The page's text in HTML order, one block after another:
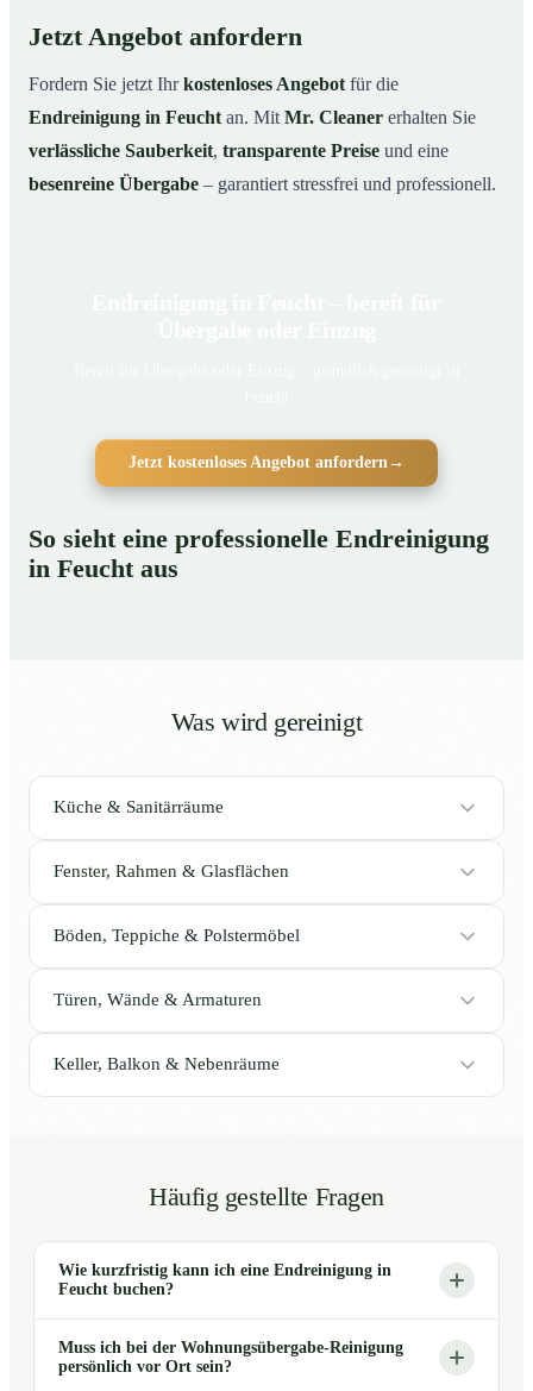
Jetzt Angebot anfordern
Fordern Sie jetzt Ihrkostenloses Angebot für die
Endreinigung in Feucht an. Mit Mr. Cleaner erhalten Sie
verlässliche Sauberkeit, transparente Preise und eine
besenreine Übergabe – garantiert stressfrei und professionell.
Jetzt kostenloses Angebot anfordern →
So sieht eine professionelle Endreinigung
in Feucht aus
Was wird gereinigt
Küche & Sanitärräume
Fenster, Rahmen & Glasflächen
Böden, Teppiche & Polstermöbel
Türen, Wände & Armaturen
Keller, Balkon & Nebenräume
Häufig gestellte Fragen
Wie kurzfristig kann ich eine Endreinigung in
Feucht buchen?
Muss ich bei der Wohnungsübergabe-Reinigung
persönlich vor Ort sein?